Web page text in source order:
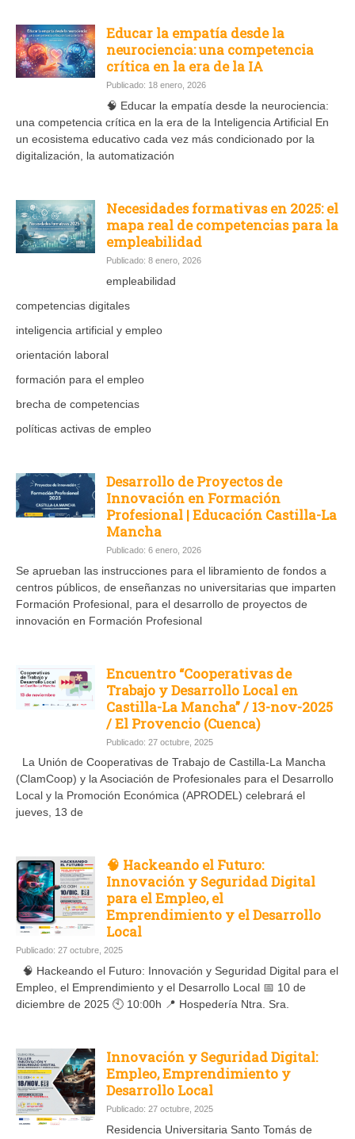
Educar la empatía desde la
neurociencia: una competencia
crítica en la era de la IA
Publicado: 18 enero, 2026
🧠 Educar la empatía desde la neurociencia:
una competencia crítica en la era de la Inteligencia Artificial En
un ecosistema educativo cada vez más condicionado por la
digitalización, la automatización
Necesidades formativas en 2025: el
mapa real de competencias para la
empleabilidad
Publicado: 8 enero, 2026
empleabilidad
competencias digitales
inteligencia artificial y empleo
orientación laboral
formación para el empleo
brecha de competencias
políticas activas de empleo
Desarrollo de Proyectos de
Innovación en Formación
Profesional | Educación Castilla-La
Mancha
Publicado: 6 enero, 2026
Se aprueban las instrucciones para el libramiento de fondos a
centros públicos, de enseñanzas no universitarias que imparten
Formación Profesional, para el desarrollo de proyectos de
innovación en Formación Profesional
Encuentro “Cooperativas de
Trabajo y Desarrollo Local en
Castilla-La Mancha” / 13-nov-2025
/ El Provencio (Cuenca)
Publicado: 27 octubre, 2025
La Unión de Cooperativas de Trabajo de Castilla-La Mancha
(ClamCoop) y la Asociación de Profesionales para el Desarrollo
Local y la Promoción Económica (APRODEL) celebrará el
jueves, 13 de
🧠 Hackeando el Futuro:
Innovación y Seguridad Digital
para el Empleo, el
Emprendimiento y el Desarrollo
Local
Publicado: 27 octubre, 2025
🧠 Hackeando el Futuro: Innovación y Seguridad Digital para el
Empleo, el Emprendimiento y el Desarrollo Local 📅 10 de
diciembre de 2025 🕙 10:00h 📍 Hospedería Ntra. Sra.
Innovación y Seguridad Digital:
Empleo, Emprendimiento y
Desarrollo Local
Publicado: 27 octubre, 2025
Residencia Universitaria Santo Tomás de